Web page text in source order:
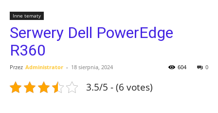
Inne tematy
Serwery Dell PowerEdge
R360
Przez Administrator - 18 sierpnia, 2024 0
604
3.5/5 - (6 votes)